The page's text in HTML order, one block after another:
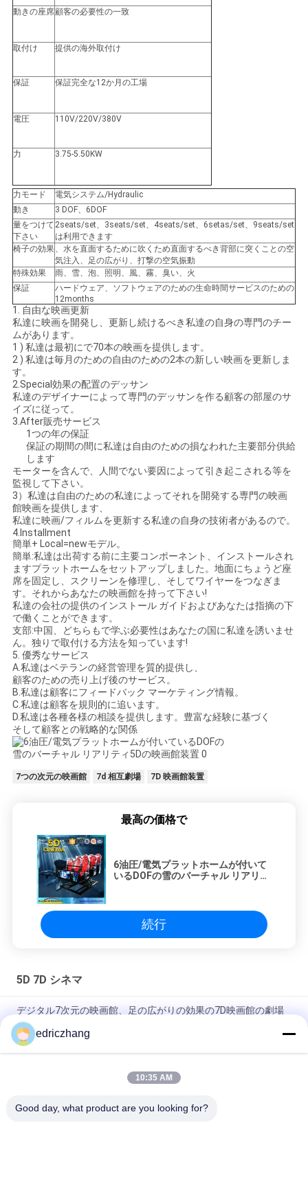
POLICY
動きの座席顧客の必要性の一致
取付け 提供の海外取付け
保証 保証完全な12か月の工場
電圧 110V/220V/380V
力 3.75-5.50KW
力モード
電気システム/Hydraulic
動き
3 DOF、6DOF
量をつけて
下さい
2seats/set、3seats/set、4seats/set、6setas/set、9seats/set
は利用できます
椅子の効果、水を直面するために吹くため直面するべき背部に突くことの空
気注入、足の広がり、打撃の空気振動
特殊効果
雨、雪、泡、照明、風、霧、臭い、火
保証
ハードウェア、ソフトウェアのための生命時間サービスのための
12months
1. 自由な映画更新
私達に映画を開発し、更新し続けるべき私達の自身の専門のチー
ムがあります。
1 ) 私達は最初にで70本の映画を提供します。
2 ) 私達は毎月のための自由のための2本の新しい映画を更新しま
す。
2.Special効果の配置のデッサン
私達のデザイナーによって専門のデッサンを作る顧客の部屋のサ
イズに従って。
3.After販売サービス
1つの年の保証
保証の期間の間に私達は自由のための損なわれた主要部分供給
します
モーターを含んで、人間でない要因によって引き起こされる等を
監視して下さい。
3）私達は自由のための私達によってそれを開発する専門の映画
館映画を提供します、
私達に映画/フィルムを更新する私達の自身の技術者があるので。
4.Installment
簡単+ Local=newモデル。
簡単:私達は出荷する前に主要コンポーネント、インストールされ
ますプラットホームをセットアップしました。地面にちょうど座
席を固定し、スクリーンを修理し、そしてワイヤーをつなぎま
す。それからあなたの映画館を持って下さい!
私達の会社の提供のインストール ガイドおよびあなたは指摘の下
で働くことができます。
支部:中国、どちらもで学ぶ必要性はあなたの国に私達を誘いませ
ん。独りで取付ける方法を知っています!
5. 優秀なサービス
A.私達はベテランの経営管理を質的提供し、
顧客のための売り上げ後のサービス。
B.私達は顧客にフィードバック マーケティング情報。
C.私達は顧客を規則的に追います。
D.私達は各種各様の相談を提供します。豊富な経験に基づく
そして顧客との戦略的な関係
7つの次元の映画館 7d 相互劇場 7D 映画館装置
最高の価格で
6油圧/電気プラットホームが付いて
いるDOFの雪のバーチャル リアリテ
続行
5D 7D シネマ
デジタル7次元の映画館、足の広がりの効果の7D映画館の劇場
6スクリーンの表示システムが付いているDOFのテーマ パーク
の催し物7Dの映画館
5.1チャネルの音声が付いているすばらしい射撃のゲーム7Dの映
edriczhang
10:35 AM
Good day, what product are you looking for?